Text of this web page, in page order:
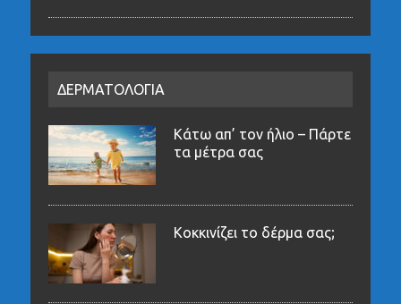
ΔΕΡΜΑΤΟΛΟΓΙΑ
Κάτω απ’ τον ήλιο – Πάρτε
τα μέτρα σας
Κοκκινίζει το δέρμα σας;